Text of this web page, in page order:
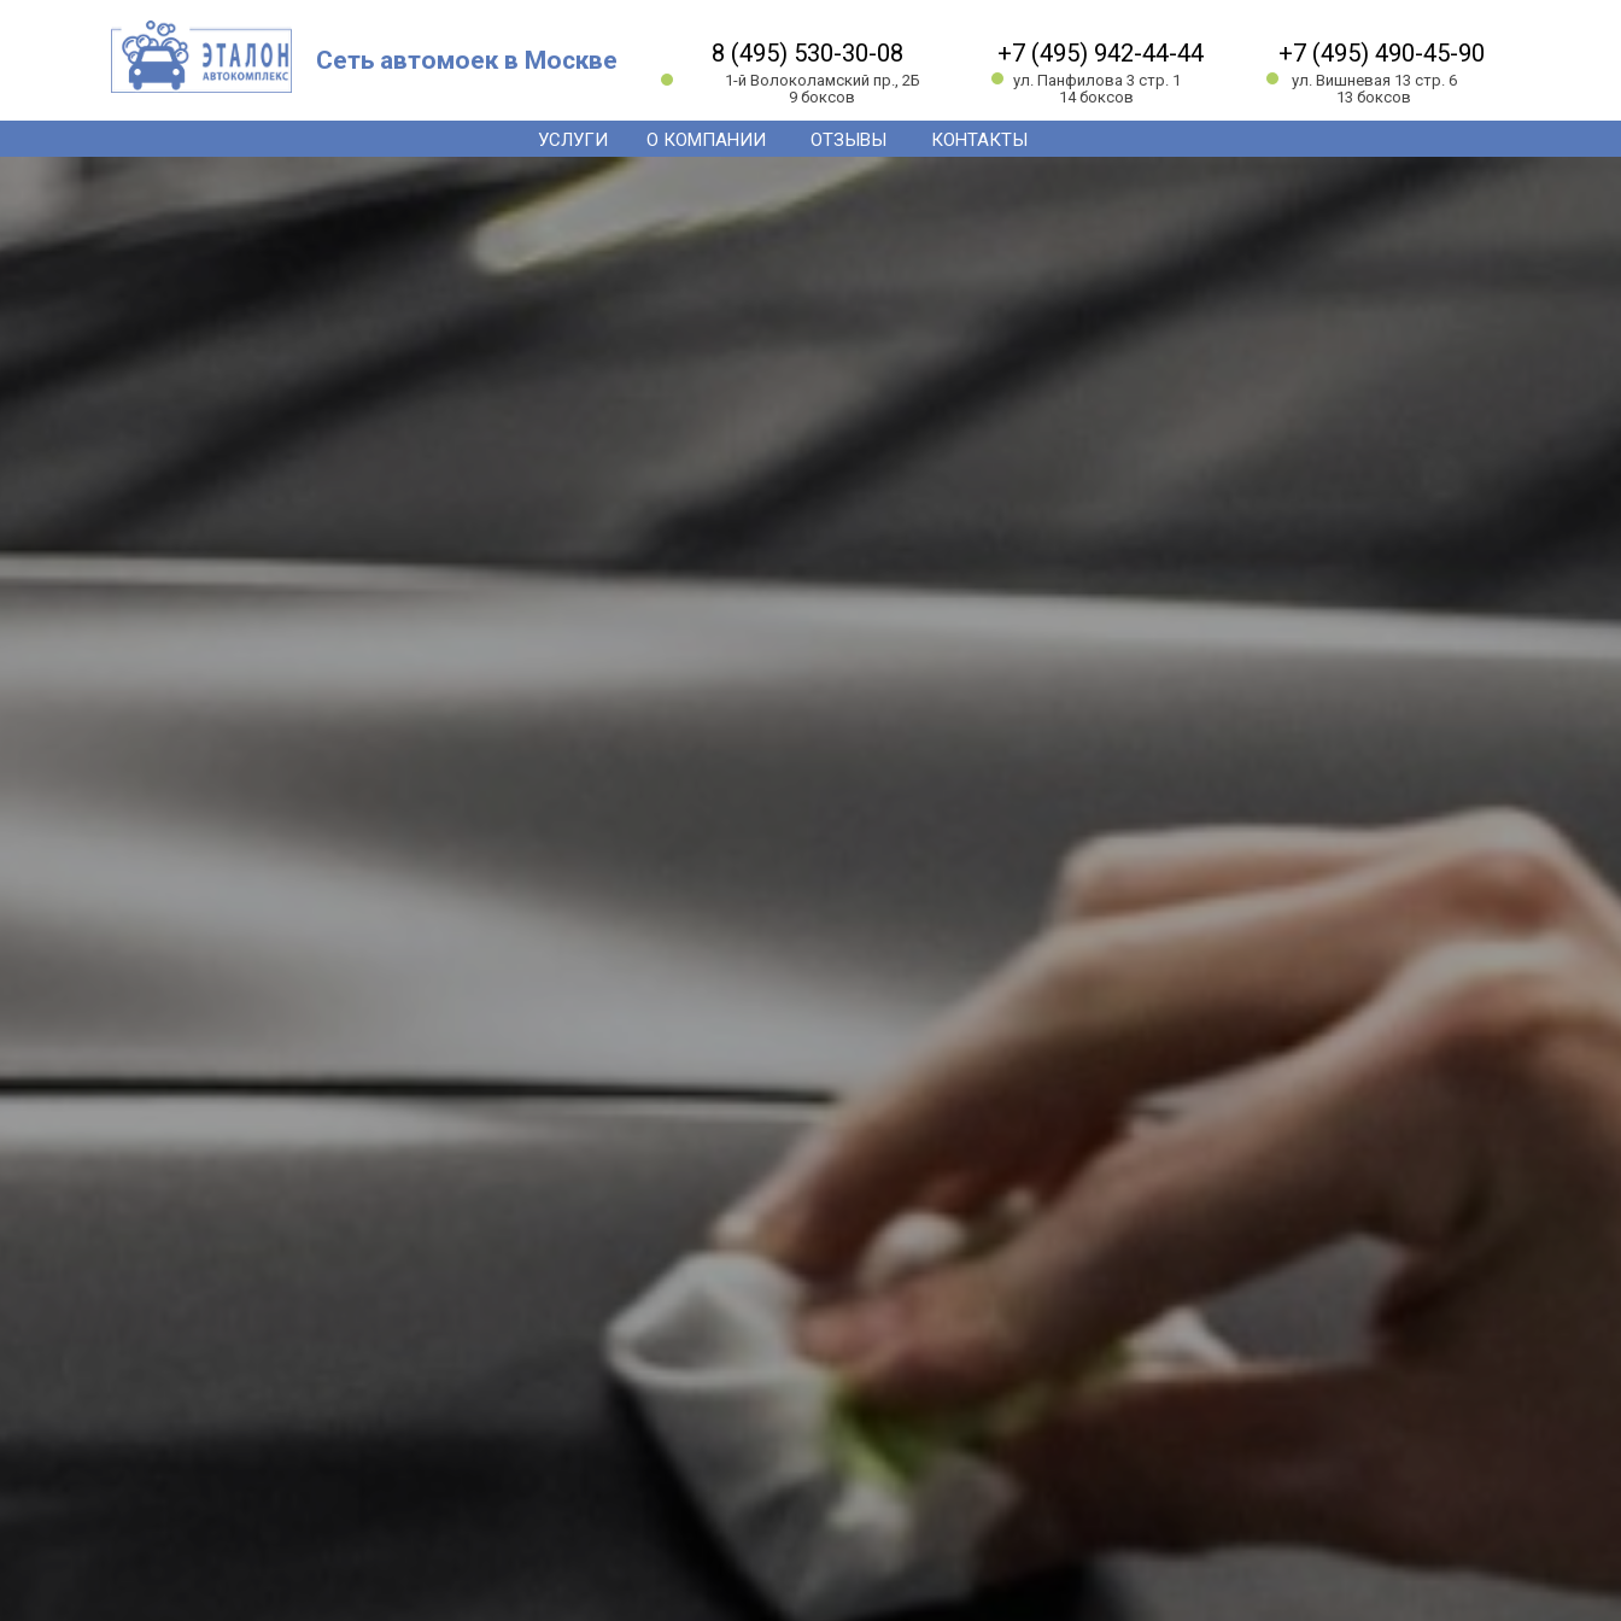
ул. Вишневая 13 стр. 6
13 боксов
Сеть автомоек в Москве +7 (495) 490-45-90
+7 (495) 942-44-44
8 (495) 530-30-08
ул. Панфилова 3 стр. 1
14 боксов
1-й Волоколамский пр., 2Б
9 боксов
УСЛУГИ О КОМПАНИИ КОНТАКТЫ
ОТЗЫВЫ